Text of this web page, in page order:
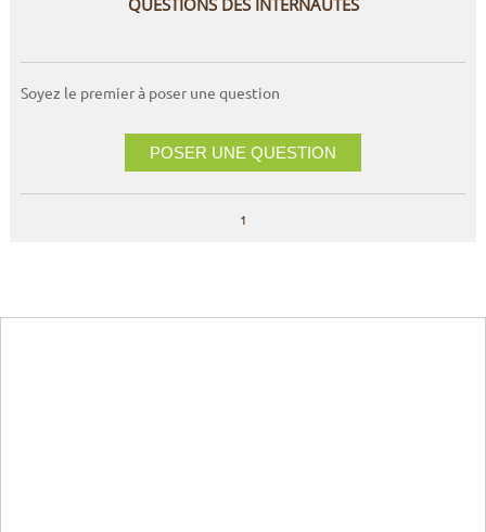
QUESTIONS DES INTERNAUTES
Soyez le premier à poser une question
POSER UNE QUESTION
1